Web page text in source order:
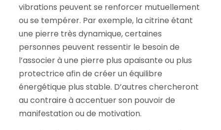
vibrations peuvent se renforcer mutuellement
ou se tempérer. Par exemple, la citrine étant
une pierre très dynamique, certaines
personnes peuvent ressentir le besoin de
l’associer à une pierre plus apaisante ou plus
protectrice afin de créer un équilibre
énergétique plus stable. D’autres chercheront
au contraire à accentuer son pouvoir de
manifestation ou de motivation.